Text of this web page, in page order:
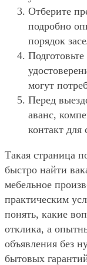
Отберите
подробно
порядок
могут
Перед
аванс,
контакт для
Такая страница
быстро найти
мебельное
практическим
понять, какие
отклика, а
объявления без
бытовых